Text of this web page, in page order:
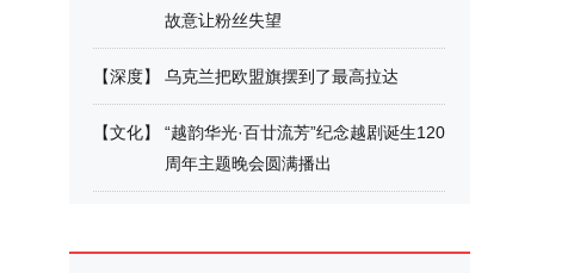
故意让粉丝失望
【深度】 乌克兰把欧盟旗摆到了最高拉达
【文化】
“越韵华光·百廿流芳”纪念越剧诞生120
周年主题晚会圆满播出